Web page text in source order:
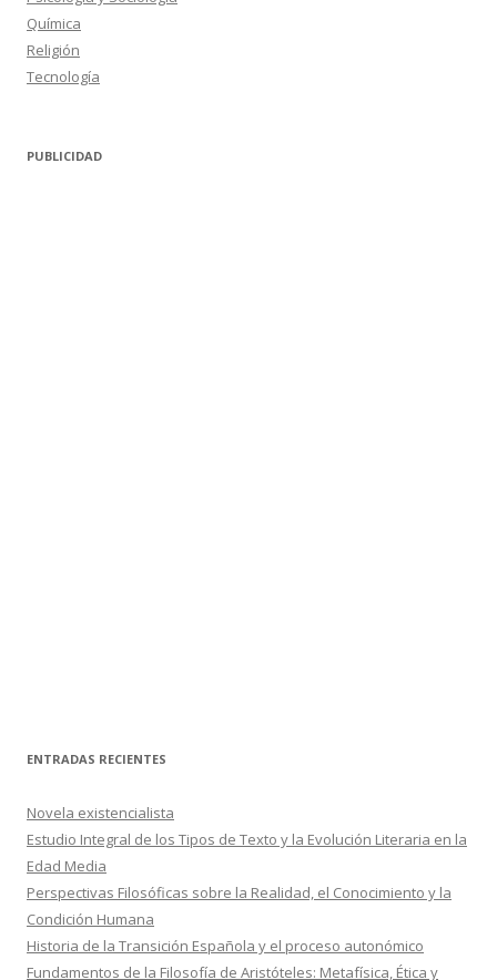
Química
Religión
Tecnología
PUBLICIDAD
ENTRADAS RECIENTES
Novela existencialista
Estudio Integral de los Tipos de Texto y la Evolución Literaria en la
Edad Media
Perspectivas Filosóficas sobre la Realidad, el Conocimiento y la
Condición Humana
Historia de la Transición Española y el proceso autonómico
Fundamentos de la Filosofía de Aristóteles: Metafísica, Ética y